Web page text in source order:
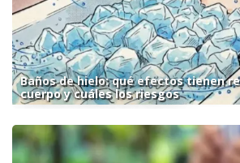
Baños de hielo: qué efectos tienen
cuerpo y cuáles los riesgos